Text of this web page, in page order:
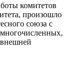
комитетов
произошло
союза с
внешней